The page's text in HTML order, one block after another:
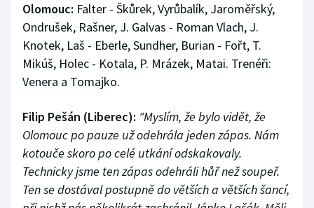
Olomouc: Falter - Škůrek, Vyrůbalík, Jaroměřský,
Ondrušek, Rašner, J. Galvas - Roman Vlach, J.
Knotek, Laš - Eberle, Sundher, Burian - Fořt, T.
Mikúš, Holec - Kotala, P. Mrázek, Matai. Trenéři:
Venera a Tomajko.
Filip Pešán (Liberec): "Myslím, že bylo vidět, že
Olomouc po pauze už odehrála jeden zápas. Nám
kotouče skoro po celé utkání odskakovaly.
Technicky jsme ten zápas odehráli hůř než soupeř.
Ten se dostával postupně do větších a větších šancí,